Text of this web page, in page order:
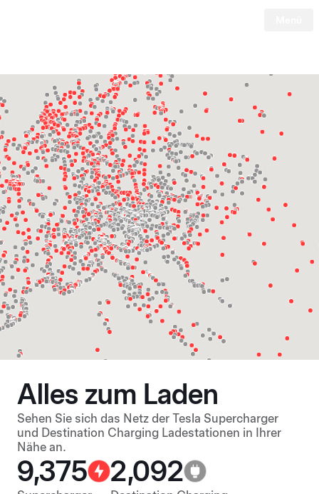
Alles zum Laden
Sehen Sie sich das Netz der Tesla Supercharger
und Destination Charging Ladestationen in Ihrer
Nähe an.
9,375 2,092